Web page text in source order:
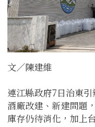
文／陳建維
連江縣政府7日治東
酒廠改建、新建問題
庫存仍待消化，加上